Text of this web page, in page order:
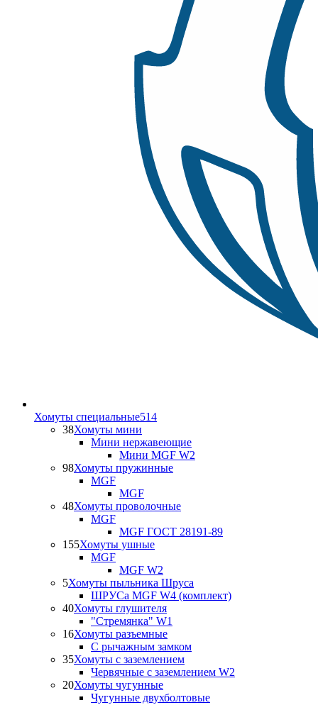
Хомуты специальные514
38Хомуты мини
Мини нержавеющие
Мини MGF W2
98Хомуты пружинные
MGF
MGF
48Хомуты проволочные
MGF
MGF ГОСТ 28191-89
155Хомуты ушные
MGF
MGF W2
5Хомуты пыльника Шруса
ШРУСа MGF W4 (комплект)
40Хомуты глушителя
"Стремянка" W1
16Хомуты разъемные
С рычажным замком
35Хомуты с заземлением
Червячные с заземлением W2
20Хомуты чугунные
Чугунные двухболтовые